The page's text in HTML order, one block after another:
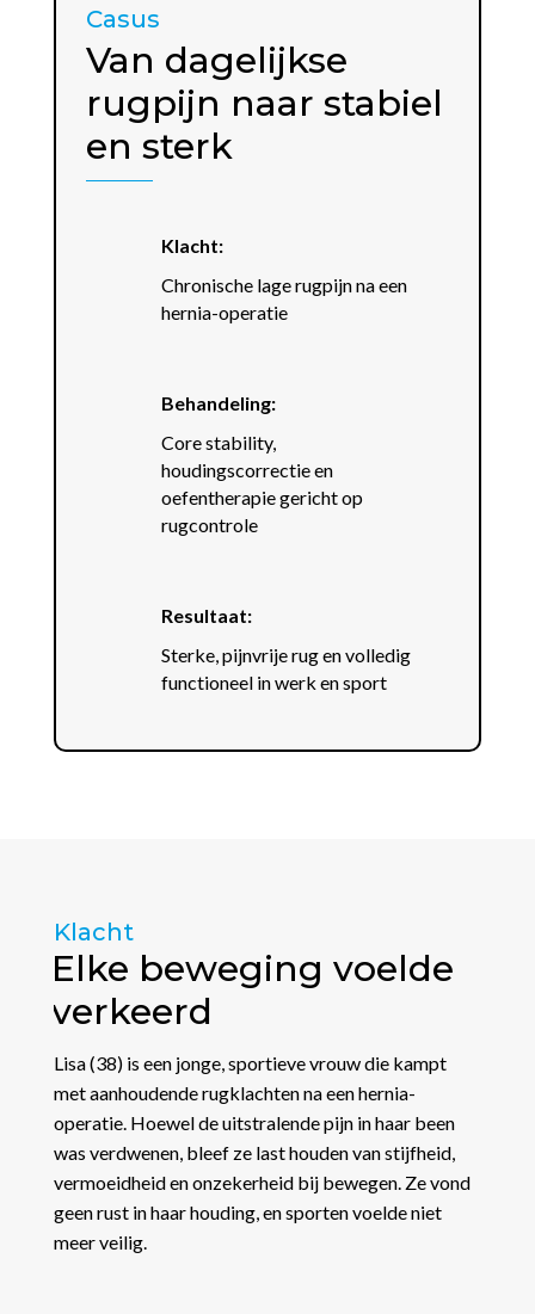
Casus
Van dagelijkse
rugpijn naar stabiel
en sterk
Klacht:
Chronische lage rugpijn na een
hernia-operatie
Behandeling:
Core stability,
houdingscorrectie en
oefentherapie gericht op
rugcontrole
Resultaat:
Sterke, pijnvrije rug en volledig
functioneel in werk en sport
Klacht
Elke beweging voelde
verkeerd
Lisa (38) is een jonge, sportieve vrouw die kampt
met aanhoudende rugklachten na een hernia-
operatie. Hoewel de uitstralende pijn in haar been
was verdwenen, bleef ze last houden van stijfheid,
vermoeidheid en onzekerheid bij bewegen. Ze vond
geen rust in haar houding, en sporten voelde niet
meer veilig.